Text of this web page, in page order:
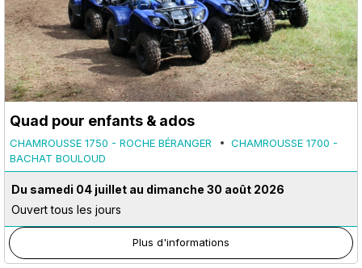
Quad pour enfants & ados
CHAMROUSSE 1750 - ROCHE BÉRANGER
CHAMROUSSE 1700 -
BACHAT BOULOUD
Du samedi 04 juillet au dimanche 30 août 2026
Ouvert tous les jours
Plus d'informations